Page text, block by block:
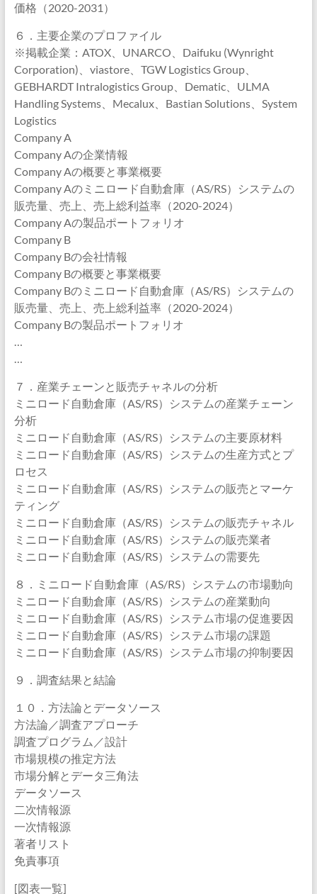
価格（2020-2031）
６．主要企業のプロファイル
※掲載企業：ATOX、UNARCO、Daifuku (Wynright
Corporation)、viastore、TGW Logistics Group、
GEBHARDT Intralogistics Group、Dematic、ULMA
Handling Systems、Mecalux、Bastian Solutions、System
Logistics
Company A
Company Aの企業情報
Company Aの概要と事業概要
Company Aのミニロード自動倉庫（AS/RS）システムの
販売量、売上、売上総利益率（2020-2024）
Company Aの製品ポートフォリオ
Company B
Company Bの会社情報
Company Bの概要と事業概要
Company Bのミニロード自動倉庫（AS/RS）システムの
販売量、売上、売上総利益率（2020-2024）
Company Bの製品ポートフォリオ
…
…
７．産業チェーンと販売チャネルの分析
ミニロード自動倉庫（AS/RS）システムの産業チェーン
分析
ミニロード自動倉庫（AS/RS）システムの主要原材料
ミニロード自動倉庫（AS/RS）システムの生産方式とプ
ロセス
ミニロード自動倉庫（AS/RS）システムの販売とマーケ
ティング
ミニロード自動倉庫（AS/RS）システムの販売チャネル
ミニロード自動倉庫（AS/RS）システムの販売業者
ミニロード自動倉庫（AS/RS）システムの需要先
８．ミニロード自動倉庫（AS/RS）システムの市場動向
ミニロード自動倉庫（AS/RS）システムの産業動向
ミニロード自動倉庫（AS/RS）システム市場の促進要因
ミニロード自動倉庫（AS/RS）システム市場の課題
ミニロード自動倉庫（AS/RS）システム市場の抑制要因
９．調査結果と結論
１０．方法論とデータソース
方法論／調査アプローチ
調査プログラム／設計
市場規模の推定方法
市場分解とデータ三角法
データソース
二次情報源
一次情報源
著者リスト
免責事項
[図表一覧]